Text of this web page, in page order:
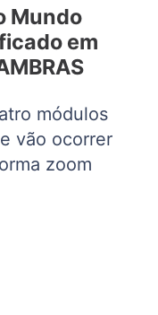
Mundo
em
módulos
vão ocorrer
zoom